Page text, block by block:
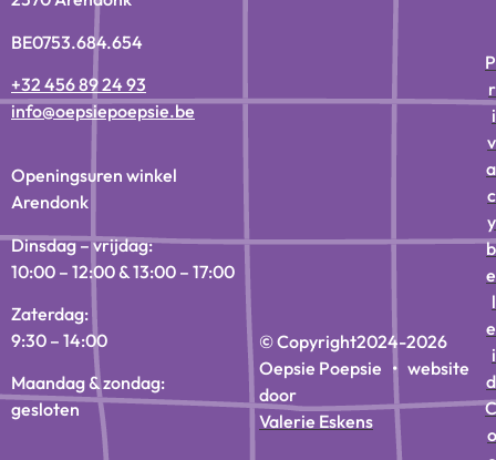
BE0753.684.654
+32 456 89 24 93
info@oepsiepoepsie.be
Openingsuren winkel
Arendonk
Dinsdag – vrijdag:
10:00 – 12:00 & 13:00 – 17:00
Zaterdag:
9:30 – 14:00
Maandag & zondag:
gesloten
© Copyright2024-2026
Oepsie Poepsie • website
door
Valerie Eskens
P
r
i
v
a
c
y
b
e
l
e
i
d
C
o